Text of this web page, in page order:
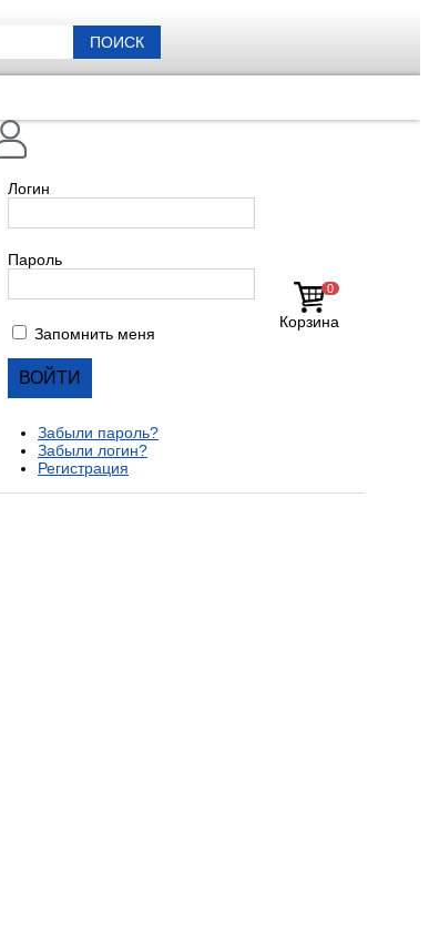
ПОИСК
0
Корзина
Логин
Пароль
Запомнить меня
Забыли пароль?
Забыли логин?
Регистрация